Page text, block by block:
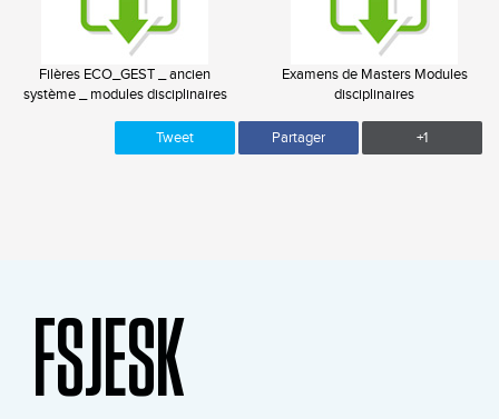
Filères ECO_GEST _ ancien
système _ modules disciplinaires
Examens de Masters Modules
disciplinaires
Tweet Partager +1
FSJESK